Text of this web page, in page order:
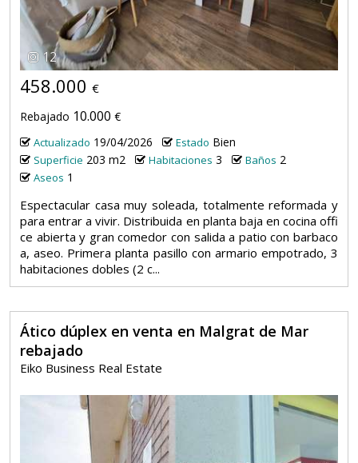
12
458.000 €
Rebajado 10.000 €
Actualizado 19/04/2026 Estado Bien
Superficie 203 m2 Habitaciones 3 Baños 2
Aseos 1
Espectacular casa muy soleada, totalmente reformada y
para entrar a vivir. Distribuida en planta baja en cocina offi
ce abierta y gran comedor con salida a patio con barbaco
a, aseo. Primera planta pasillo con armario empotrado, 3
habitaciones dobles (2 c...
Ático dúplex en venta en Malgrat de Mar
rebajado
Eiko Business Real Estate